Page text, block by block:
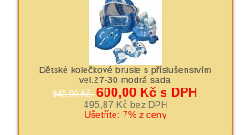
Dětské kolečkové brusle s příslušenstvím
vel.27-30 modrá sada
645,00 Kč 600,00 Kč s DPH
495,87 Kč bez DPH
Ušetříte: 7% z ceny